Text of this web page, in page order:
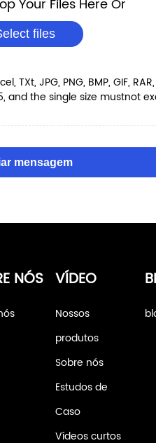
Your Files Here Or
files
TXt, JPG, PNG, BMP, GIF,
the single size mustnot
mensagem
NÓS VÍDEO
Nossos
produtos
Sobre nós
Estudos de
Caso
Vídeos curtos